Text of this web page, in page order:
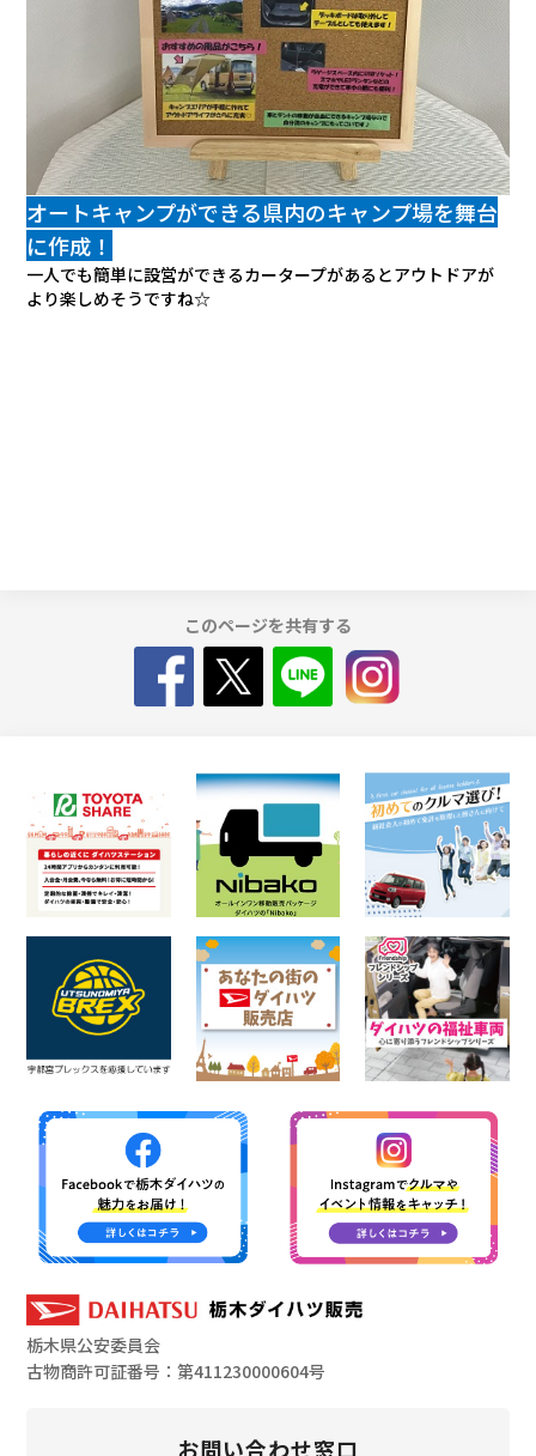
オートキャンプができる県内のキャンプ場を舞台
に作成！
一人でも簡単に設営ができるカータープがあるとアウトドアが
より楽しめそうですね☆
このページを共有する
栃木県公安委員会
古物商許可証番号：第411230000604号
お問い合わせ窓口